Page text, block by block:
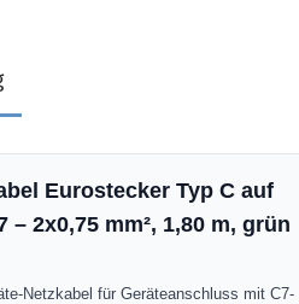
Eurostecker Typ C auf
– 2x0,75 mm², 1,80 m, grün
Netzkabel für Geräteanschluss mit C7-